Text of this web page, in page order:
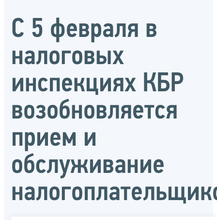
С 5 февраля в
налоговых
инспекциях КБР
возобновляется
прием и
обслуживание